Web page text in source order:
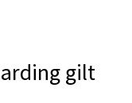
gilt